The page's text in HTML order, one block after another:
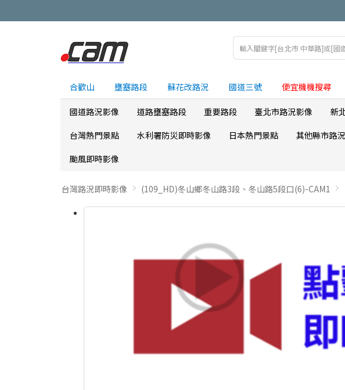
合歡山 壅塞路段 蘇花改路況 國道三號 便宜機機搜尋
國道路況影像 道路壅塞路段 重要路段 臺北市路況影像 新
台灣熱門景點
水利署防災即時影像 日本熱門景點 其他縣市路
颱風即時影像
台灣路況即時影像 (109_HD)冬山鄉冬山路3段、冬山路5段口(6)-CAM1